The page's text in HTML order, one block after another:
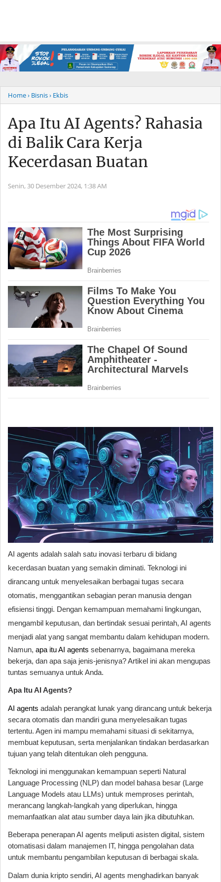
Home› Bisnis› Ekbis
Apa Itu AI Agents? Rahasia
di Balik Cara Kerja
Kecerdasan Buatan
Senin, 30 Desember 2024, 1:38 AM
AI agents adalah salah satu inovasi terbaru di bidang
kecerdasan buatan yang semakin diminati. Teknologi ini
dirancang untuk menyelesaikan berbagai tugas secara
otomatis, menggantikan sebagian peran manusia dengan
efisiensi tinggi. Dengan kemampuan memahami lingkungan,
mengambil keputusan, dan bertindak sesuai perintah, AI agents
menjadi alat yang sangat membantu dalam kehidupan modern.
Namun, apa itu AI agents sebenarnya, bagaimana mereka
bekerja, dan apa saja jenis-jenisnya? Artikel ini akan mengupas
tuntas semuanya untuk Anda.
Apa Itu AI Agents?
AI agents adalah perangkat lunak yang dirancang untuk bekerja
secara otomatis dan mandiri guna menyelesaikan tugas
tertentu. Agen ini mampu memahami situasi di sekitarnya,
membuat keputusan, serta menjalankan tindakan berdasarkan
tujuan yang telah ditentukan oleh pengguna.
Teknologi ini menggunakan kemampuan seperti Natural
Language Processing (NLP) dan model bahasa besar (Large
Language Models atau LLMs) untuk memproses perintah,
merancang langkah-langkah yang diperlukan, hingga
memanfaatkan alat atau sumber daya lain jika dibutuhkan.
Beberapa penerapan AI agents meliputi asisten digital, sistem
otomatisasi dalam manajemen IT, hingga pengolahan data
untuk membantu pengambilan keputusan di berbagai skala.
Dalam dunia kripto sendiri, AI agents menghadirkan banyak